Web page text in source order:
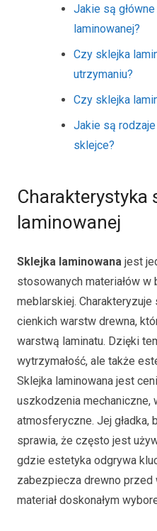
Jakie są
laminowanej?
Czy sklejka
utrzymaniu?
Czy sklejka
Jakie są
sklejce?
Charakterystyka
laminowanej
Sklejka laminowana jest
stosowanych materiałów w
meblarskiej. Charakteryzuje
cienkich warstw drewna,
warstwą laminatu. Dzięki
wytrzymałość, ale także
Sklejka laminowana jest
uszkodzenia mechaniczne,
atmosferyczne. Jej gładka,
sprawia, że często jest
gdzie estetyka odgrywa
zabezpiecza drewno przed
materiał doskonałym